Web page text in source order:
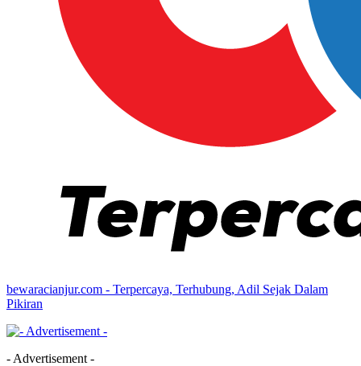
bewaracianjur.com - Terpercaya, Terhubung, Adil Sejak Dalam
Pikiran
- Advertisement -